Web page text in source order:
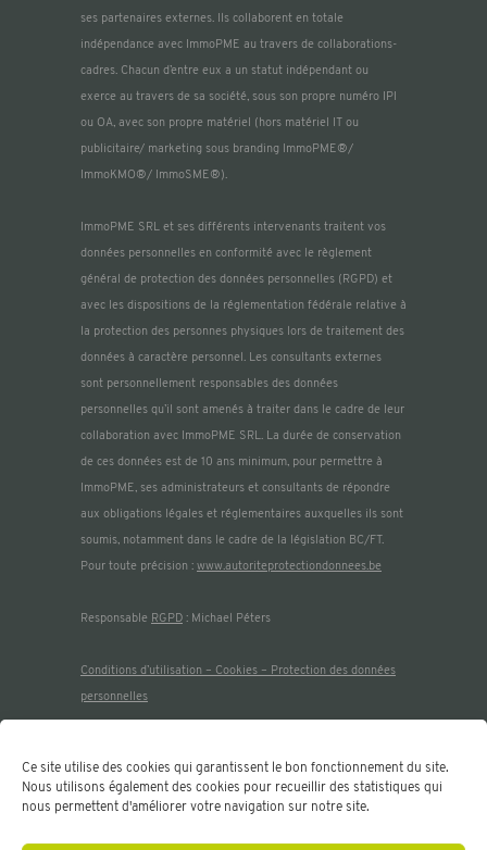
Ce site utilise des cookies qui garantissent le bon fonctionnement du site.
Nous utilisons également des cookies pour recueillir des statistiques qui
nous permettent d'améliorer votre navigation sur notre site.
ses partenaires externes. Ils collaborent en totale
indépendance avec ImmoPME au travers de collaborations-
cadres. Chacun d’entre eux a un statut indépendant ou
exerce au travers de sa société, sous son propre numéro IPI
ou OA, avec son propre matériel (hors matériel IT ou
publicitaire/ marketing sous branding ImmoPME®/
ImmoKMO®/ ImmoSME®).
ImmoPME SRL et ses différents intervenants traitent vos
données personnelles en conformité avec le règlement
général de protection des données personnelles (RGPD) et
avec les dispositions de la réglementation fédérale relative à
la protection des personnes physiques lors de traitement des
données à caractère personnel. Les consultants externes
sont personnellement responsables des données
personnelles qu’il sont amenés à traiter dans le cadre de leur
collaboration avec ImmoPME SRL. La durée de conservation
de ces données est de 10 ans minimum, pour permettre à
ImmoPME, ses administrateurs et consultants de répondre
aux obligations légales et réglementaires auxquelles ils sont
soumis, notamment dans le cadre de la législation BC/FT.
Pour toute précision : www.autoriteprotectiondonnees.be
Responsable RGPD : Michael Péters
Conditions d’utilisation – Cookies – Protection des données
personnelles